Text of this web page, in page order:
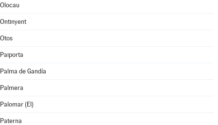
Olocau
Ontinyent
Otos
Paiporta
Palma de Gandía
Palmera
Palomar (El)
Paterna